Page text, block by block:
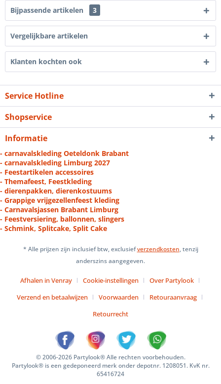
Bijpassende artikelen 3
Vergelijkbare artikelen
Klanten kochten ook
Service Hotline
Shopservice
Informatie
- carnavalskleding Oeteldonk Brabant
- carnavalskleding Limburg 2027
- Feestartikelen accessoires
- Themafeest, Feestkleding
- dierenpakken, dierenkostuums
- Grappige vrijgezellenfeest kleding
- Carnavalsjassen Brabant Limburg
- Feestversiering, ballonnen, slingers
- Schmink, Splitcake, Split Cake
* Alle prijzen zijn inclusief btw, exclusiefverzendkosten, tenzij
anderszins aangegeven.
Afhalen in Venray Cookie-instellingen
Over Partylook
Verzend en betaalwijzen
Voorwaarden
Retouraanvraag
Retourrecht
© 2006-2026 Partylook® Alle rechten voorbehouden.
Partylook® is een gedeponeerd merk onder depotnr. 1208051. KvK nr.
65416724